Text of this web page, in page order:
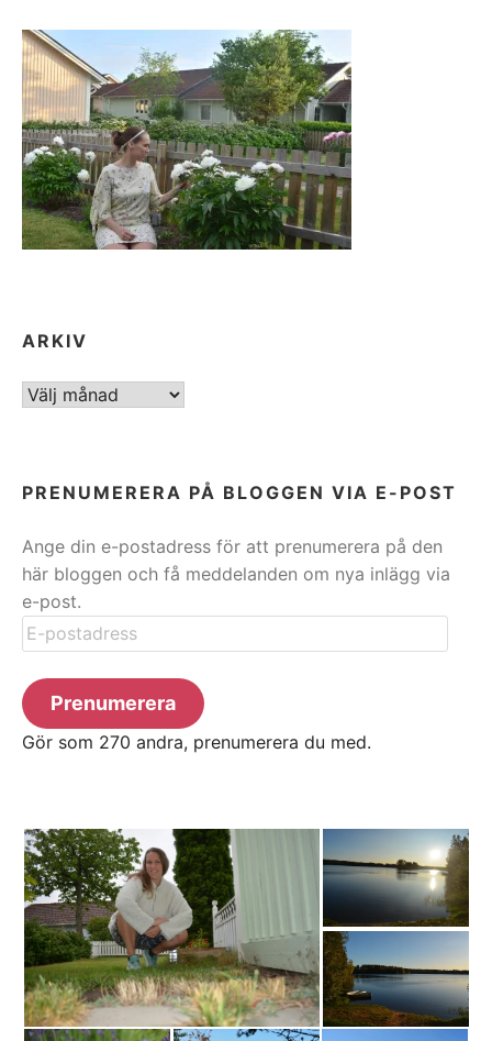
ARKIV
ARKIV
PRENUMERERA PÅ BLOGGEN VIA E-POST
Ange din e-postadress för att prenumerera på den
här bloggen och få meddelanden om nya inlägg via
e-post.
E-
postadress
Prenumerera
Gör som 270 andra, prenumerera du med.